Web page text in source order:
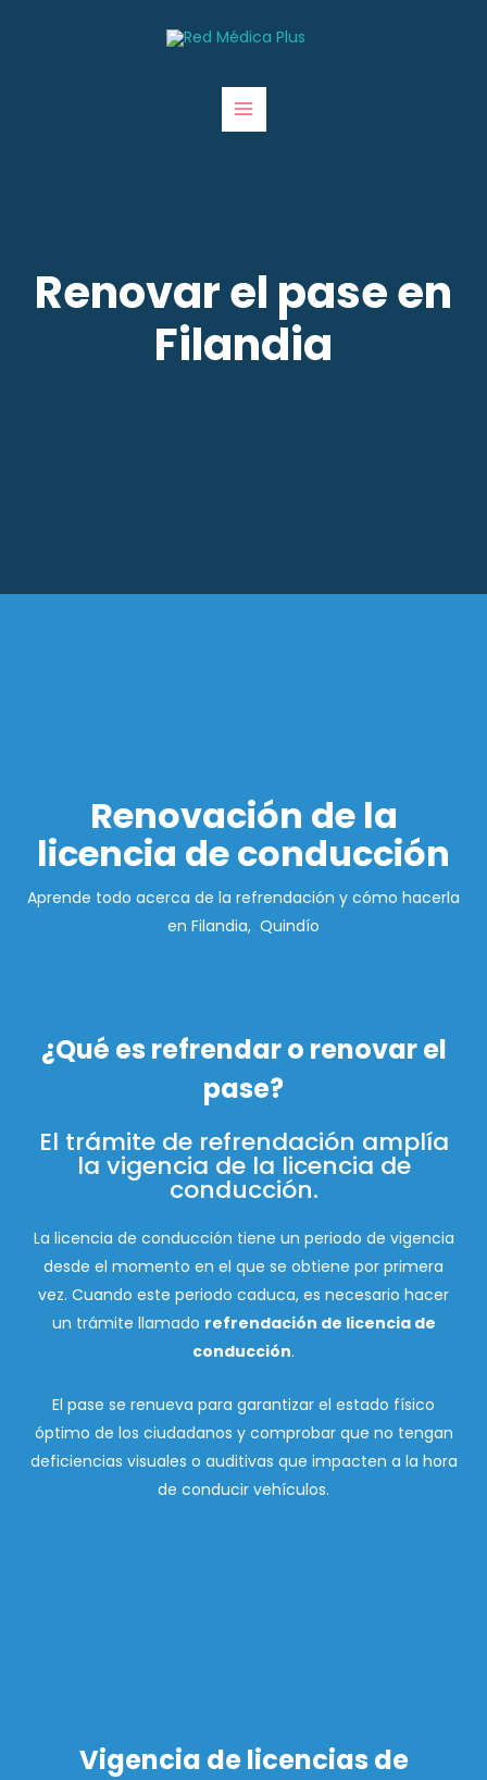
Renovar el pase en
Filandia
Renovación de la
licencia de conducción
Aprende todo acerca de la refrendación y cómo hacerla
en Filandia, Quindío
¿Qué es refrendar o renovar el
pase?
El trámite de refrendación amplía
la vigencia de la licencia de
conducción.
La licencia de conducción tiene un periodo de vigencia
desde el momento en el que se obtiene por primera
vez. Cuando este periodo caduca, es necesario hacer
un trámite llamado refrendación de licencia de
conducción.
El pase se renueva para garantizar el estado físico
óptimo de los ciudadanos y comprobar que no tengan
deficiencias visuales o auditivas que impacten a la hora
de conducir vehículos.
Vigencia de licencias de